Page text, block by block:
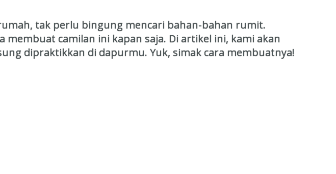
tak perlu bingung mencari bahan-bahan rumit.
camilan ini kapan saja. Di artikel ini, kami akan
dipraktikkan di dapurmu. Yuk, simak cara membuatnya!